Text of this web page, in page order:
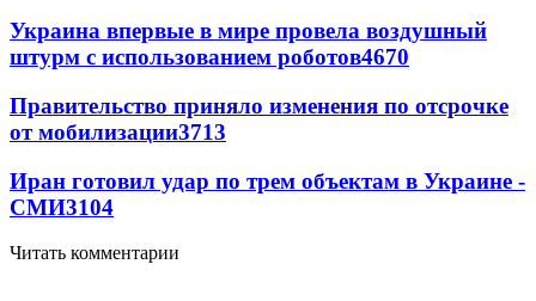
Украина впервые в мире провела воздушный
штурм с использованием роботов4670
Правительство приняло изменения по отсрочке
от мобилизации3713
Иран готовил удар по трем объектам в Украине -
СМИ3104
Читать комментарии